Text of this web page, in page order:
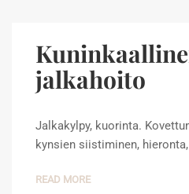
jalkahoito
Jalkakylpy, kuorinta.
kynsien siistiminen,
READ MORE